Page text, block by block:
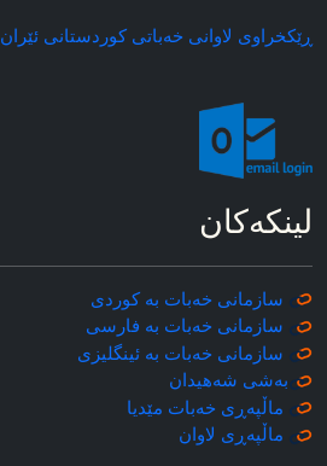
ڕێکخراوی لاوانی خه‌باتی کوردستانی ئێران
لینکه‌کان
سازمانی خه‌بات به کوردی
سازمانی خه‌بات به فارسی
سازمانی خه‌بات به ئینگلیزی
به‌شی شه‌هیدان
ماڵپه‌ڕی خه‌بات مێدیا
ماڵپه‌ڕی لاوان